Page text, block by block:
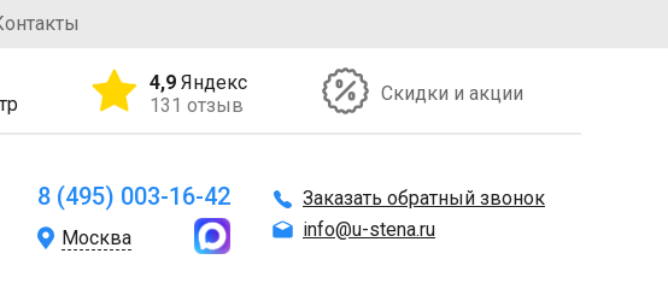
4,9 Яндекс
131 отзыв
Скидки и акции
8 (495) 003-16-42
Москва
Заказать обратный звонок
info@u-stena.ru